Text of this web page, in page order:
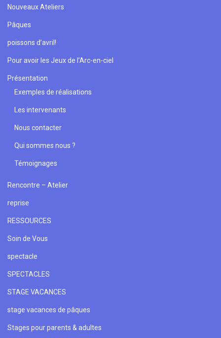
Nouveaux Ateliers
Pâques
poissons d’avril!
Pour avoir les Jeux de l’Arc-en-ciel
Présentation
Exemples de réalisations
Les intervenants
Nous contacter
Qui sommes nous ?
Témoignages
Rencontre – Atelier
reprise
RESSOURCES
Soin de Vous
spectacle
SPECTACLES
STAGE VACANCES
stage vacances de pâques
Stages pour parents & adultes